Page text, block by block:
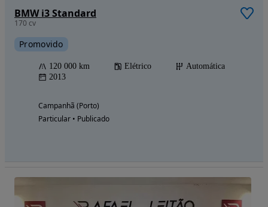
BMW i3 Standard
170 cv
Promovido
120 000 km Elétrico
Automática
2013
Campanhã (Porto)
Particular • Publicado